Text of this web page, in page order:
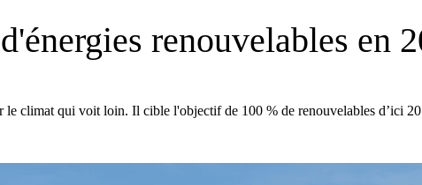
renouvelables en
climat qui voit loin. Il cible l'objectif de 100 % de renouvelables d’ici